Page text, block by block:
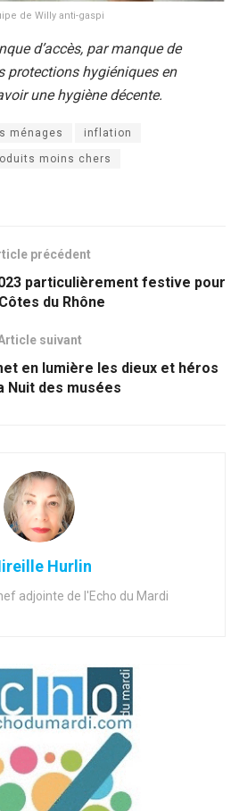
de Willy anti-gaspi
d’accès, par manque de
protections hygiéniques en
une hygiène décente.
ménages inflation
moins chers
précédent
particulièrement festive pour
du Rhône
suivant
en lumière les dieux et héros
Nuit des musées
Hurlin
adjointe de l'Echo du Mardi